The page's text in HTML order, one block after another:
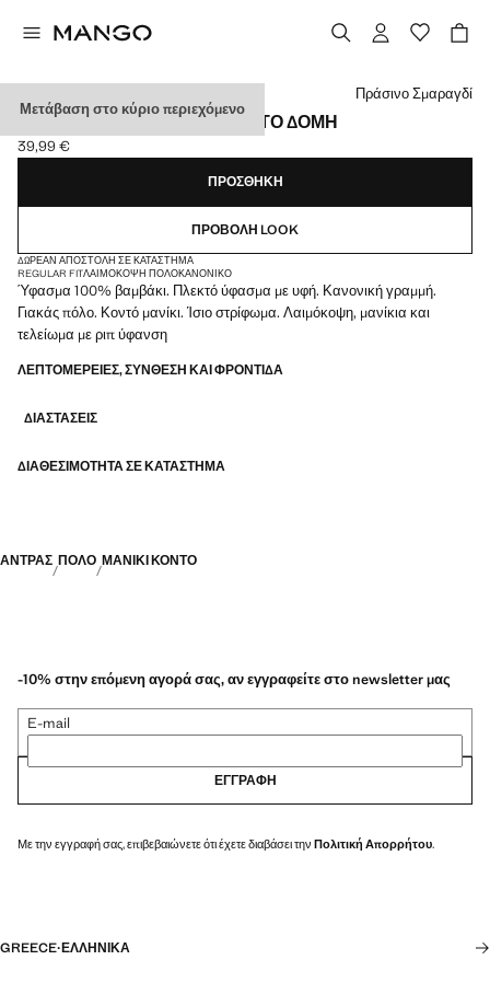
Μετάβαση στο κύριο περιεχόμενο
ΠΌΛΟ 100% ΒΑΜΒΆΚΙ ΠΛΕΚΤΌ ΔΟΜΉ
Ισχύουσα τιμή [39,99 € ]
39,99 €
Διάλεξε χρώμα
Πράσινο Σμαραγδί
ΠΡΟΣΘΉΚΗ
ΠΡΟΒΟΛΉ LOOK
ΔΩΡΕΆΝ ΑΠΟΣΤΟΛΉ ΣΕ ΚΑΤΆΣΤΗΜΑ
REGULAR FITΛΑΙΜΌΚΟΨΗ ΠΌΛΟΚΑΝΟΝΙΚΌ
Ύφασμα 100% βαμβάκι. Πλεκτό ύφασμα με υφή. Κανονική γραμμή.
Γιακάς πόλο. Κοντό μανίκι. Ίσιο στρίφωμα. Λαιμόκοψη, μανίκια και
τελείωμα με ριπ ύφανση
ΛΕΠΤΟΜΈΡΕΙΕΣ, ΣΎΝΘΕΣΗ ΚΑΙ ΦΡΟΝΤΊΔΑ
ΔΙΑΣΤΆΣΕΙΣ
ΔΙΑΘΕΣΙΜΌΤΗΤΑ ΣΕ ΚΑΤΆΣΤΗΜΑ
ΑΝΤΡΑΣ ΠΌΛΟ ΜΑΝΊΚΙ ΚΟΝΤΌ
-10% στην επόμενη αγορά σας, αν εγγραφείτε στο newsletter μας
E-mail
ΕΓΓΡΑΦΉ
Με την εγγραφή σας, επιβεβαιώνετε ότι έχετε διαβάσει την Πολιτική Απορρήτου.
GREECE·ΕΛΛΗΝΙΚΆ